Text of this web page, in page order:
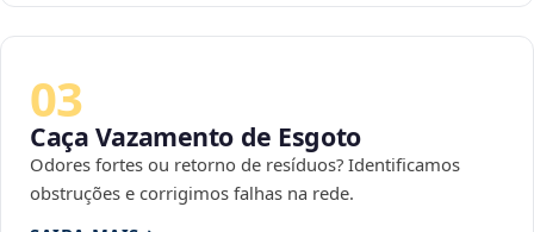
03
Caça Vazamento de Esgoto
Odores fortes ou retorno de resíduos? Identificamos
obstruções e corrigimos falhas na rede.